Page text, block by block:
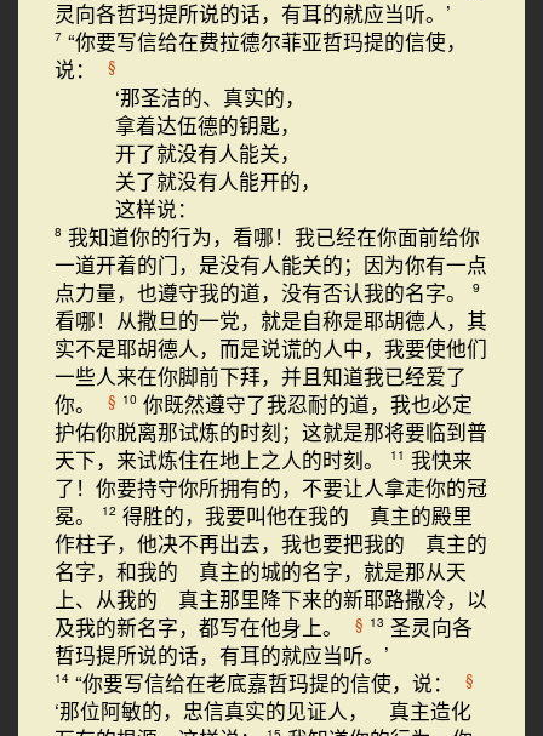
灵向各哲玛提所说的话，有耳的就应当听。’
7 “你要写信给在费拉德尔菲亚哲玛提的信使，
说：
§
‘那圣洁的、真实的，
拿着达伍德的钥匙，
开了就没有人能关，
关了就没有人能开的，
这样说：
8 我知道你的行为，看哪！我已经在你面前给你
一道开着的门，是没有人能关的；因为你有一点
点力量，也遵守我的道，没有否认我的名字。
9
看哪！从撒旦的一党，就是自称是耶胡德人，其
实不是耶胡德人，而是说谎的人中，我要使他们
一些人来在你脚前下拜，并且知道我已经爱了
你。
§ 10 你既然遵守了我忍耐的道，我也必定
护佑你脱离那试炼的时刻；这就是那将要临到普
天下，来试炼住在地上之人的时刻。
11 我快来
了！你要持守你所拥有的，不要让人拿走你的冠
冕。
12 得胜的，我要叫他在我的 真主的殿里
作柱子，他决不再出去，我也要把我的 真主的
名字，和我的 真主的城的名字，就是那从天
上、从我的 真主那里降下来的新耶路撒冷，以
及我的新名字，都写在他身上。
§ 13 圣灵向各
哲玛提所说的话，有耳的就应当听。’
14 “你要写信给在老底嘉哲玛提的信使，说： §
‘那位阿敏的，忠信真实的见证人， 真主造化